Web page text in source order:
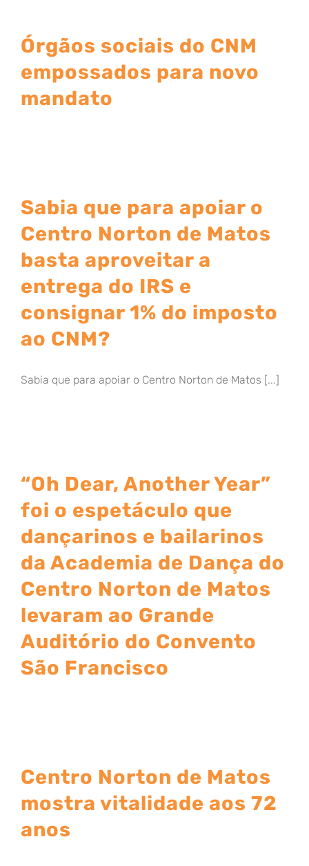
Órgãos sociais do CNM
empossados para novo
mandato
Sabia que para apoiar o
Centro Norton de Matos
basta aproveitar a
entrega do IRS e
consignar 1% do imposto
ao CNM?
Sabia que para apoiar o Centro Norton de Matos [...]
“Oh Dear, Another Year”
foi o espetáculo que
dançarinos e bailarinos
da Academia de Dança do
Centro Norton de Matos
levaram ao Grande
Auditório do Convento
São Francisco
Centro Norton de Matos
mostra vitalidade aos 72
anos